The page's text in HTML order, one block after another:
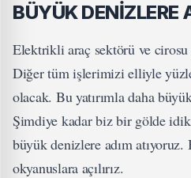
BÜYÜK
Elektrikli araç sektörü ve
Diğer tüm işlerimizi elliyle
olacak. Bu yatırımla daha
Şimdiye kadar biz bir gölde
büyük denizlere adım
okyanuslara açılırız.